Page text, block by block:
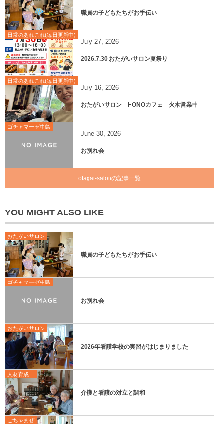
職員の子どもたちがお手伝い
日常のあれこれ(毎日更新中)
July 27, 2026
2026.7.30 おたがいサロン夏祭り
日常のあれこれ(毎日更新中)
July 16, 2026
おたがいサロン HONOカフェ 火木営業中
ゴチャマーゼ中島
June 30, 2026
お別れ会
otagai-salonの記事一覧
YOU MIGHT ALSO LIKE
おたがいサロン
職員の子どもたちがお手伝い
ゴチャマーゼ中島
お別れ会
おたがいサロン
2026年看護学校の実習がはじまりました
人材育成
介護と看護の対立と調和
ごちゃまぜ